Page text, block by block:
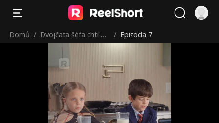
Domů / Dvojčata šéfa chtí m
/ Epizoda 7